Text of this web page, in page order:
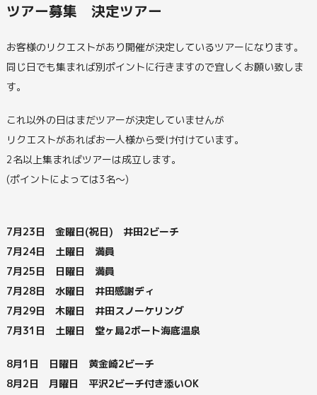
ツアー募集 決定ツアー
お客様のリクエストがあり開催が決定しているツアーになります。
同じ日でも集まれば別ポイントに行きますので宜しくお願い致しま
す。
これ以外の日はまだツアーが決定していませんが
リクエストがあればお一人様から受け付けています。
2名以上集まればツアーは成立します。
(ポイントによっては3名～)
7月23日 金曜日(祝日) 井田2ビーチ
7月24日 土曜日 満員
7月25日 日曜日 満員
7月28日 水曜日 井田感謝ディ
7月29日 木曜日 井田スノーケリング
7月31日 土曜日 堂ヶ島2ボート海底温泉
8月1日 日曜日 黄金崎2ビーチ
8月2日 月曜日 平沢2ビーチ付き添いOK